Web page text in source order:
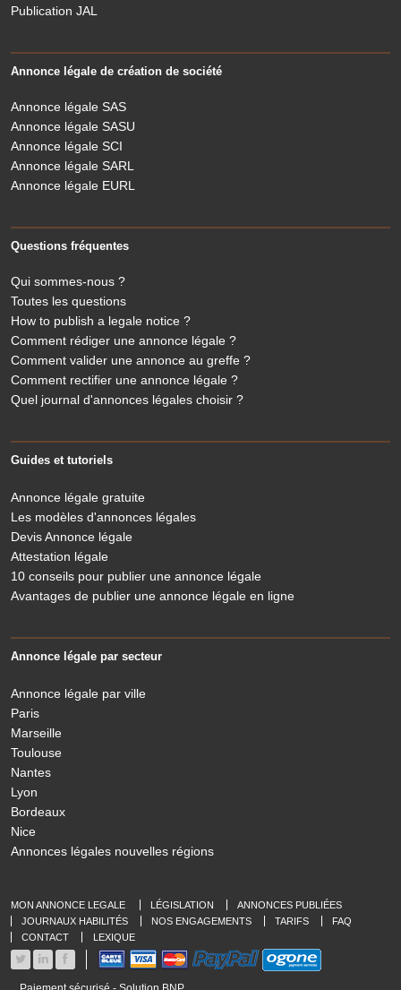
Publication JAL
Annonce légale de création de société
Annonce légale SAS
Annonce légale SASU
Annonce légale SCI
Annonce légale SARL
Annonce légale EURL
Questions fréquentes
Qui sommes-nous ?
Toutes les questions
How to publish a legale notice ?
Comment rédiger une annonce légale ?
Comment valider une annonce au greffe ?
Comment rectifier une annonce légale ?
Quel journal d'annonces légales choisir ?
Guides et tutoriels
Annonce légale gratuite
Les modèles d'annonces légales
Devis Annonce légale
Attestation légale
10 conseils pour publier une annonce légale
Avantages de publier une annonce légale en ligne
Annonce légale par secteur
Annonce légale par ville
Paris
Marseille
Toulouse
Nantes
Lyon
Bordeaux
Nice
Annonces légales nouvelles régions
MON ANNONCE LEGALE LÉGISLATION
ANNONCES PUBLIÉES
JOURNAUX HABILITÉS
NOS ENGAGEMENTS TARIFS
FAQ
CONTACT
LEXIQUE